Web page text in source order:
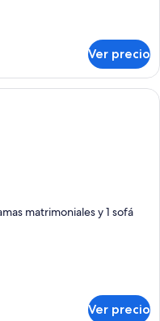
Ver precio
habitación de hotel moderna
matrimoniales y 1 sofá
Ver precio